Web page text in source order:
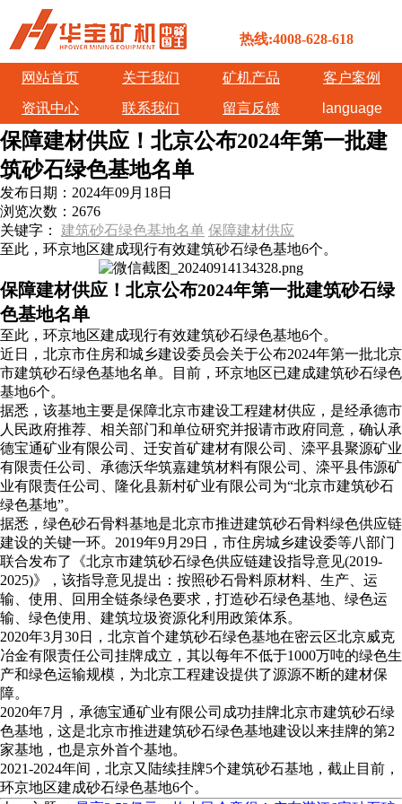
热线:4008-628-618
网站首页 关于我们 矿机产品
客户案例
资讯中心
联系我们 留言反馈 language
保障建材供应！北京公布2024年第一批建
筑砂石绿色基地名单
发布日期： 2024年09月18日
浏览次数： 2676
关键字： 建筑砂石绿色基地名单 保障建材供应
至此，环京地区建成现行有效建筑砂石绿色基地6个。
保障建材供应！北京公布2024年第一批建筑砂石绿
色基地名单
至此，环京地区建成现行有效建筑砂石绿色基地6个。
近日，北京市住房和城乡建设委员会关于公布2024年第一批北京
市建筑砂石绿色基地名单。目前，环京地区已建成建筑砂石绿色
基地6个。
据悉，该基地主要是保障北京市建设工程建材供应，是经承德市
人民政府推荐、相关部门和单位研究并报请市政府同意，确认承
德宝通矿业有限公司、迁安首矿建材有限公司、滦平县聚源矿业
有限责任公司、承德沃华筑嘉建筑材料有限公司、滦平县伟源矿
业有限责任公司、隆化县新村矿业有限公司为“北京市建筑砂石
绿色基地”。
据悉，绿色砂石骨料基地是北京市推进建筑砂石骨料绿色供应链
建设的关键一环。2019年9月29日，市住房城乡建设委等八部门
联合发布了《北京市建筑砂石绿色供应链建设指导意见(2019-
2025)》，该指导意见提出：按照砂石骨料原材料、生产、运
输、使用、回用全链条绿色要求，打造砂石绿色基地、绿色运
输、绿色使用、建筑垃圾资源化利用政策体系。
2020年3月30日，北京首个建筑砂石绿色基地在密云区北京威克
冶金有限责任公司挂牌成立，其以每年不低于1000万吨的绿色生
产和绿色运输规模，为北京工程建设提供了源源不断的建材保
障。
2020年7月，承德宝通矿业有限公司成功挂牌北京市建筑砂石绿
色基地，这是北京市推进建筑砂石绿色基地建设以来挂牌的第2
家基地，也是京外首个基地。
2021-2024年间，北京又陆续挂牌5个建筑砂石基地，截止目前，
环京地区建成砂石绿色基地6个。